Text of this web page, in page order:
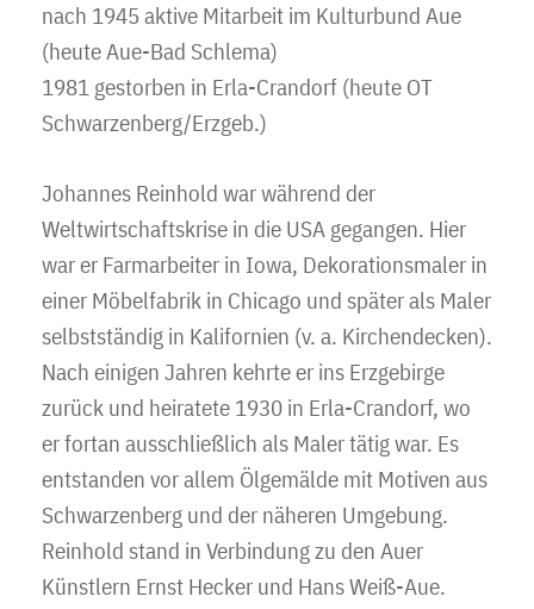
nach 1945 aktive Mitarbeit im Kulturbund Aue
(heute Aue-Bad Schlema)
1981 gestorben in Erla-Crandorf (heute OT
Schwarzenberg/Erzgeb.)
Johannes Reinhold war während der
Weltwirtschaftskrise in die USA gegangen. Hier
war er Farmarbeiter in Iowa, Dekorationsmaler in
einer Möbelfabrik in Chicago und später als Maler
selbstständig in Kalifornien (v. a. Kirchendecken).
Nach einigen Jahren kehrte er ins Erzgebirge
zurück und heiratete 1930 in Erla-Crandorf, wo
er fortan ausschließlich als Maler tätig war. Es
entstanden vor allem Ölgemälde mit Motiven aus
Schwarzenberg und der näheren Umgebung.
Reinhold stand in Verbindung zu den Auer
Künstlern Ernst Hecker und Hans Weiß-Aue.